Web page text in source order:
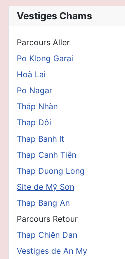
Vestiges Chams
Parcours Aller
Po Klong Garai
Hoà Lai
Po Nagar
Tháp Nhàn
Thap Dôi
Thap Banh It
Thap Canh Tiên
Thap Duong Long
Site de Mỹ Sơn
Thap Bang An
Parcours Retour
Thap Chiên Dan
Vestiges de An My